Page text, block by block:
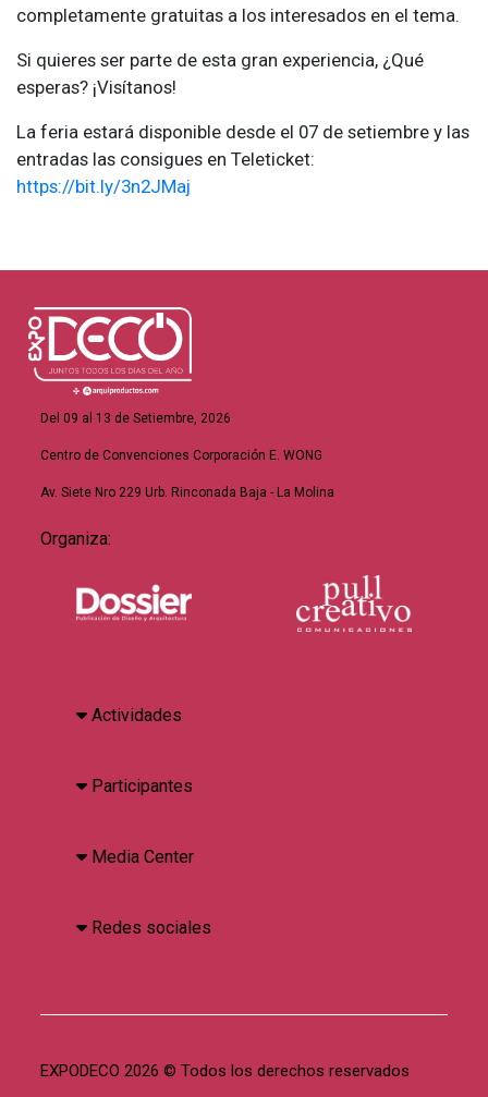
completamente gratuitas a los interesados en el tema.
Si quieres ser parte de esta gran experiencia, ¿Qué
esperas? ¡Visítanos!
La feria estará disponible desde el 07 de setiembre y las
entradas las consigues en Teleticket:
https://bit.ly/3n2JMaj
Del 09 al 13 de Setiembre, 2026
Centro de Convenciones Corporación E. WONG
Av. Siete Nro 229 Urb. Rinconada Baja - La Molina
Organiza:
Actividades
Participantes
Media Center
Redes sociales
EXPODECO 2026 © Todos los derechos reservados